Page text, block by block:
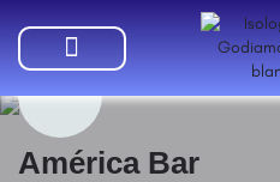
América Bar